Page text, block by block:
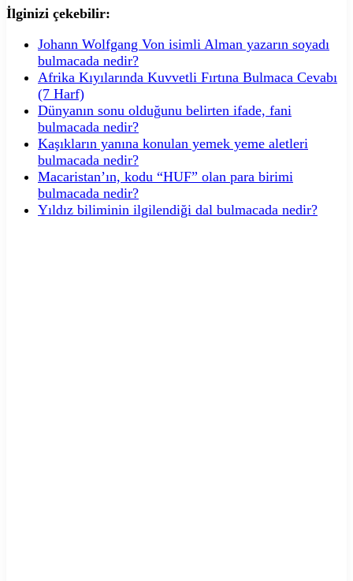
İlginizi çekebilir:
Johann Wolfgang Von isimli Alman yazarın soyadı
bulmacada nedir?
Afrika Kıyılarında Kuvvetli Fırtına Bulmaca Cevabı
(7 Harf)
Dünyanın sonu olduğunu belirten ifade, fani
bulmacada nedir?
Kaşıkların yanına konulan yemek yeme aletleri
bulmacada nedir?
Macaristan’ın, kodu “HUF” olan para birimi
bulmacada nedir?
Yıldız biliminin ilgilendiği dal bulmacada nedir?